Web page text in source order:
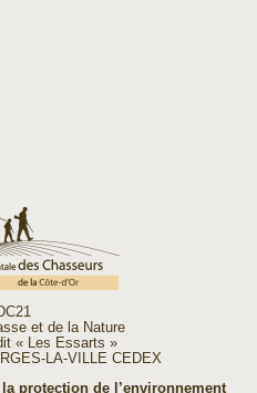
et de la Nature
« Les Essarts »
LA-VILLE CEDEX
protection de l’environnement